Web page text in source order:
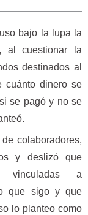
bajo la lupa la
, al cuestionar la
destinados al
cuánto dinero se
se pagó y no se
colaboradores,
y deslizó que
vinculadas a
que sigo y que
lo planteo como